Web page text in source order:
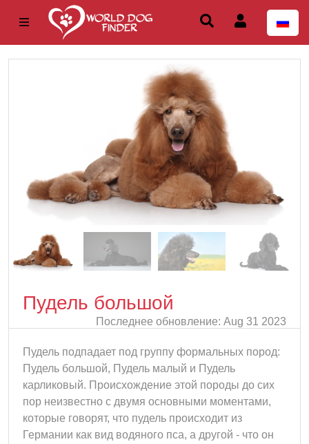
Пудель большой
Последнее обновление: Aug 31 2023
Пудель подпадает под группу формальных пород:
Пудель большой, Пудель малый и Пудель
карликовый. Происхождение этой породы до сих
пор неизвестно с двумя основными моментами,
которые говорят, что пудель происходит из
Германии как вид водяного пса, а другой - что он